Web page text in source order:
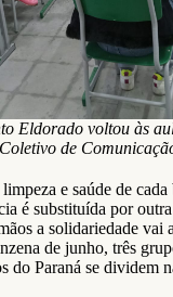
Eldorado voltou às
de
e saúde de
é substituída por
a solidariedade vai
de junho, três
do Paraná se dividem